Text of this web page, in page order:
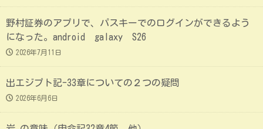
野村証券のアプリで、パスキーでのログインができるよう
になった。android galaxy S26
2026年7月11日
出エジプト記-33章についての２つの疑問
2026年6月6日